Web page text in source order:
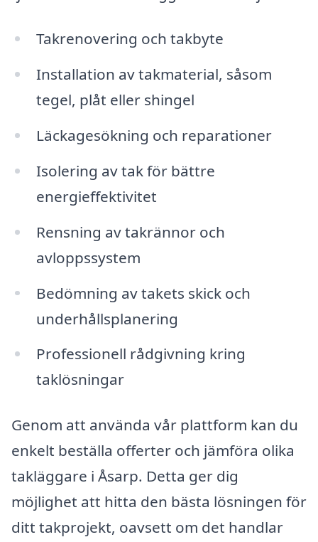
Takrenovering och takbyte
Installation av takmaterial, såsom
tegel, plåt eller shingel
Läckagesökning och reparationer
Isolering av tak för bättre
energieffektivitet
Rensning av takrännor och
avloppssystem
Bedömning av takets skick och
underhållsplanering
Professionell rådgivning kring
taklösningar
Genom att använda vår plattform kan du
enkelt beställa offerter och jämföra olika
takläggare i Åsarp. Detta ger dig
möjlighet att hitta den bästa lösningen för
ditt takprojekt, oavsett om det handlar